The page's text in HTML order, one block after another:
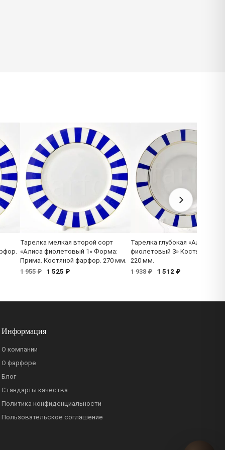
Тарелка мелкая второй сорт
«Алиса фиолетовый 1» Форма:
Прима. Костяной фарфор. 270 мм.
1 955 ₽
1 525 ₽
Тарелка глубокая «Алиса
фиолетовый 3» Костяной
220 мм.
1 938 ₽
1 512 ₽
Информация
О компании
О фарфоре
Блог
Стандарты качества
Политика конфиденциальности
Пользовательское соглашение